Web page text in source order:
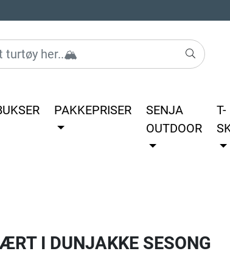
PAKKEPRISER
SENJA
OUTDOOR
T-
I DUNJAKKE SESONG